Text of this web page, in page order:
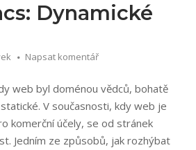
Dynamické
Napsat komentář
web byl doménou vědců, bohatě
V současnosti, kdy web je
komerční účely, se od stránek
Jedním ze způsobů, jak rozhýbat